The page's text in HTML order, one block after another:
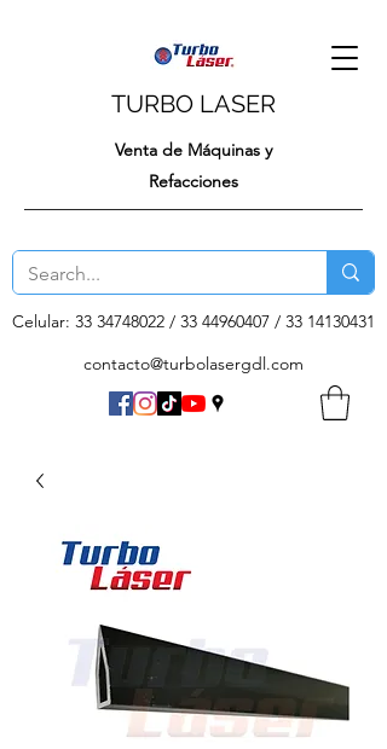
TURBO LASER
Venta de Máquinas y
Refacciones
Celular: 33 34748022 / 33 44960407 / 33 14130431
contacto@turbolasergdl.com